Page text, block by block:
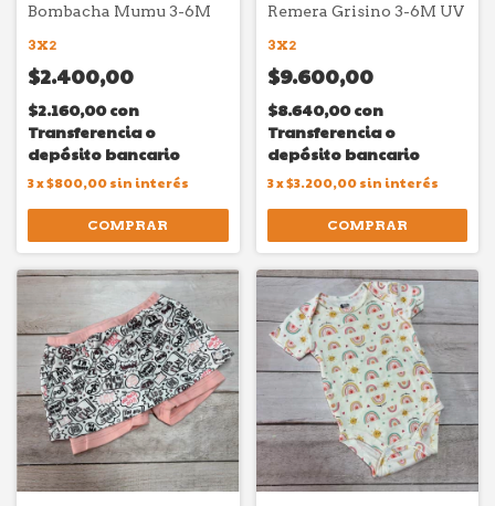
Bombacha Mumu 3-6M
3X2
$2.400,00
$2.160,00con
Transferencia o
depósito bancario
3x$800,00sin interés
COMPRAR
Remera Grisino 3-6M UV
3X2
$9.600,00
$8.640,00con
Transferencia o
depósito bancario
3x$3.200,00 sin interés
COMPRAR